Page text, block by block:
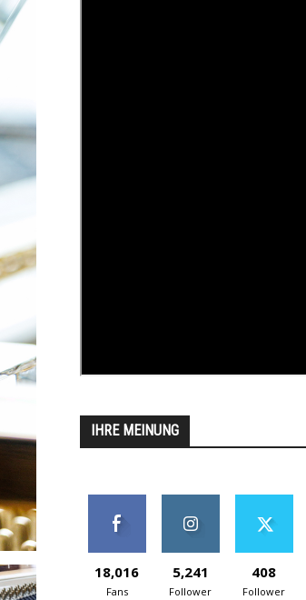
IHRE MEINUNG
18,016
Fans
5,241
Follower
408
Follower